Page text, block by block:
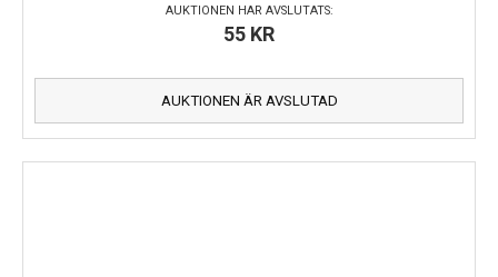
AUKTIONEN HAR AVSLUTATS:
55 KR
AUKTIONEN ÄR AVSLUTAD